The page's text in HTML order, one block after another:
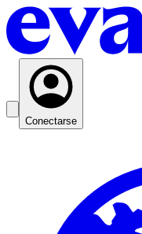
Conectarse